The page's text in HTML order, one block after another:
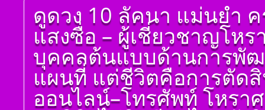
ดูดวง 10 ลัคนา แม่นยำ
แสงซื่อ – ผู้เชี่ยวชาญโห
บุคคลต้นแบบด้านการพัฒ
แผนที่ แต่ชีวิตคือการตัด
ออนไลน์–โทรศัพท์ โหรา